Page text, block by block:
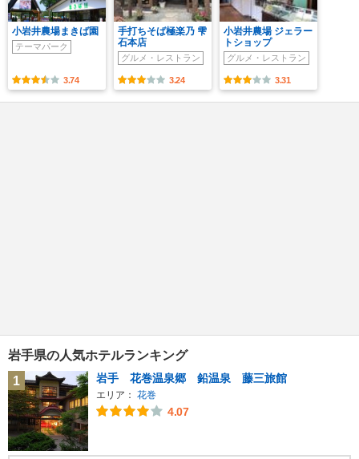
小岩井農場まきば園
テーマパーク
3.74
手打ちそば極楽乃 雫
石本店
グルメ・レストラン
3.24
小岩井農場 ジェラー
トショップ
グルメ・レストラン
3.31
岩手県の人気ホテルランキング
1
岩手 花巻温泉郷 鉛温泉 藤三旅館
エリア： 花巻
4.07